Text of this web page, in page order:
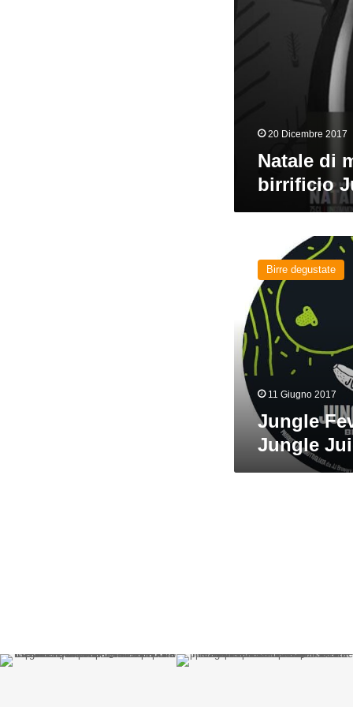
20 Dicembre 2017
Natale di
birrificio
Fever
birrificio
Jungle
Juice
Brewing
Birre degustate
11 Giugno 2017
Jungle
Jungle